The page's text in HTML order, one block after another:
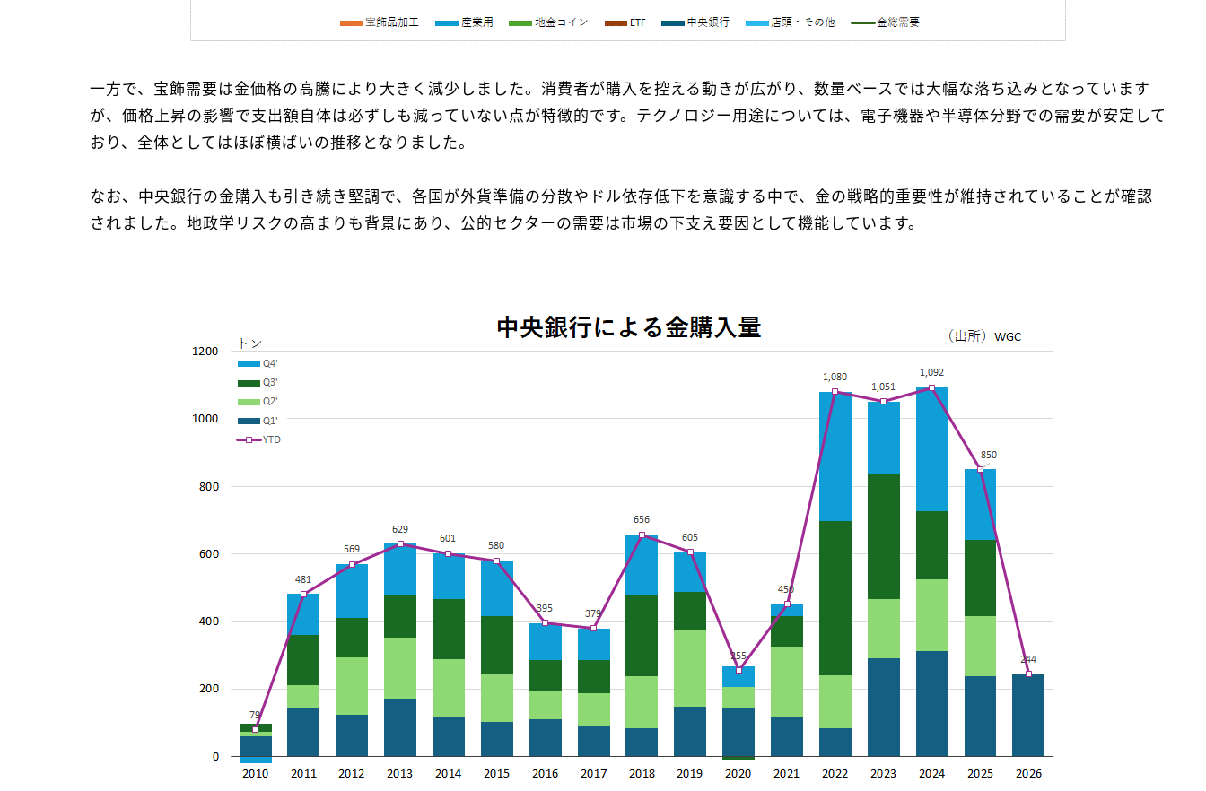
一方で、宝飾需要は金価格の高騰により大きく減少しました。消費者が購入を控える動きが広がり、数量ベースでは大幅な落ち込みとなっています
が、価格上昇の影響で支出額自体は必ずしも減っていない点が特徴的です。テクノロジー用途については、電子機器や半導体分野での需要が安定して
おり、全体としてはほぼ横ばいの推移となりました。
なお、中央銀行の金購入も引き続き堅調で、各国が外貨準備の分散やドル依存低下を意識する中で、金の戦略的重要性が維持されていることが確認
されました。地政学リスクの高まりも背景にあり、公的セクターの需要は市場の下支え要因として機能しています。